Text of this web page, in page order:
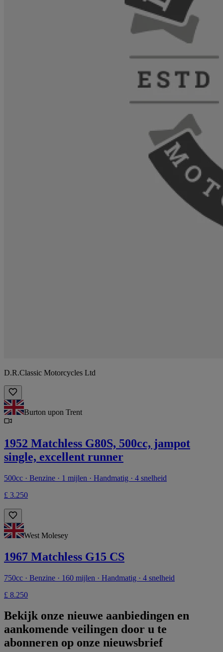
D.R.Classic Motorcycles Ltd
Burton upon Trent
1952 Matchless G80S, 500cc, jampot
single, excellent runner
500cc · Benzine · 1 mijlen · Handmatig · 4 snelheid
£ 3.250
West Molesey
1967 Matchless G15 CS
750cc · Benzine · 160 mijlen · Handmatig · 4 snelheid
£ 8.250
Bekijk onze nieuwe aanbiedingen en
aankomende veilingen door u te
abonneren op onze nieuwsbrief